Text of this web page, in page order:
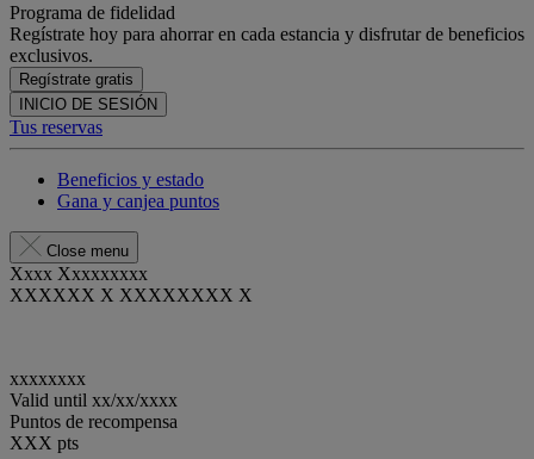
Programa de fidelidad
Regístrate hoy para ahorrar en cada estancia y disfrutar de beneficios
exclusivos.
Regístrate gratis
INICIO DE SESIÓN
Tus reservas
Beneficios y estado
Gana y canjea puntos
Close menu
Xxxx Xxxxxxxxx
XXXXXX X XXXXXXXX X
xxxxxxxx
Valid until xx/xx/xxxx
Puntos de recompensa
XXX pts